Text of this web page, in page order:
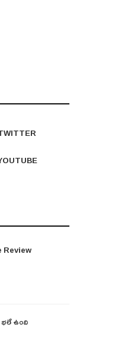
Review
భలే ఉంది